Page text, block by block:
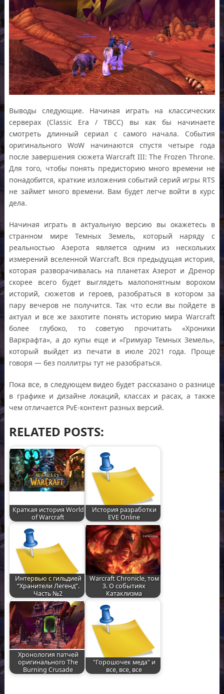
Выводы следующие. Начиная играть на классических
серверах (Classic Era / TBCC) вы как бы начинаете
смотреть длинный сериал с самого начала. События
оригинального WoW начинаются спустя четыре года
после завершения сюжета Warcraft III: The Frozen Throne.
Для того, чтобы понять предисторию много времени не
понадобится, краткие изложения событий серий игры RTS
не займет много времени. Вам будет легче войти в курс
дела.
Начиная играть в актуальную версию вы окажетесь в
странном мире Темных Земель, который наряду с
реальностью Азерота является одним из нескольких
измерений вселенной Warcraft. Вся предыдущая история,
которая разворачивалась на планетах Азерот и Дренор
скорее всего будет выглядеть малопонятным ворохом
историй, сюжетов и героев, разобраться в котором за
пару вечеров не получится. Так что если вы пойдете в
актуал и все же захотите понять историю мира Warcraft
более глубоко, то советую прочитать «Хроники
Варкрафта», а до купы еще и «Гримуар Темных Земель»,
который выйдет из печати в июле 2021 года. Проще
говоря — без поллитры тут не разобраться.
Пока все, в следующем видео будет рассказано о разнице
в графике и дизайне локаций, классах и расах, а также
чем отличается PvE-контент разных версий.
RELATED POSTS:
Краткая история World
of Warcraft
История разработки
EVE Online
Интервью с гильдией
“Хранители Легенд”.
Часть №2
Warcraft Chronicle, том
3. О событиях
Катаклизма
Хронология патчей
оригинального The
Burning Crusade
"Горошочек меда" и
все, все, все